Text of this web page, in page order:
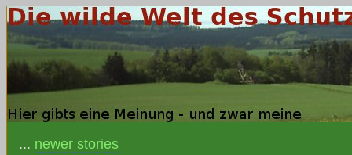
... newer stories